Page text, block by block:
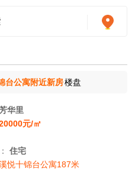
台公寓附近新房楼盘
华里
元/㎡
住宅
悦十锦台公寓187米